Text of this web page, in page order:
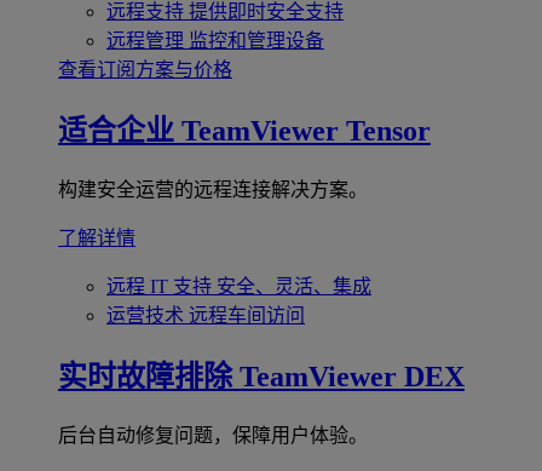
远程支持 提供即时安全支持
远程管理 监控和管理设备
查看订阅方案与价格
适合企业 TeamViewer Tensor
构建安全运营的远程连接解决方案。
了解详情
远程 IT 支持 安全、灵活、集成
运营技术 远程车间访问
实时故障排除 TeamViewer DEX
后台自动修复问题，保障用户体验。